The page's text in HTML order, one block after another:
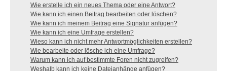
Wie erstelle ich ein neues Thema oder eine Antwort?
Wie kann ich einen Beitrag bearbeiten oder löschen?
Wie kann ich meinem Beitrag eine Signatur anfügen?
Wie kann ich eine Umfrage erstellen?
Wieso kann ich nicht mehr Antwortmöglichkeiten erstellen?
Wie bearbeite oder lösche ich eine Umfrage?
Warum kann ich auf bestimmte Foren nicht zugreifen?
Weshalb kann ich keine Dateianhänge anfügen?